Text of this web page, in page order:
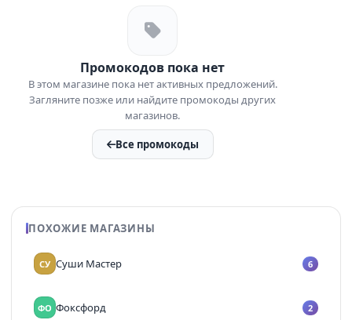
Промокодов пока нет
В этом магазине пока нет активных предложений.
Загляните позже или найдите промокоды других
магазинов.
Все промокоды
ПОХОЖИЕ МАГАЗИНЫ
СУ Суши Мастер 6
ФО Фоксфорд 2